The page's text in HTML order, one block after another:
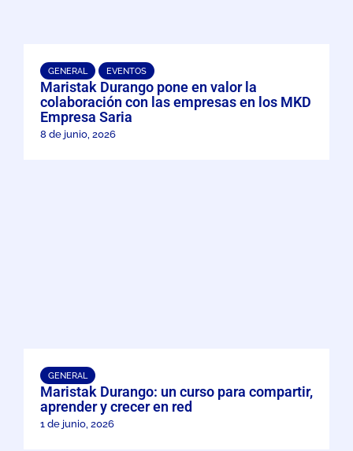
GENERAL EVENTOS
Maristak Durango pone en valor la
colaboración con las empresas en los MKD
Empresa Saria
8 de junio, 2026
GENERAL
Maristak Durango: un curso para compartir,
aprender y crecer en red
1 de junio, 2026